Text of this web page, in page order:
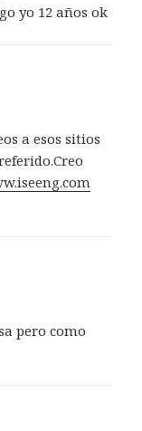
yo 12 años ok
a esos sitios
pero como